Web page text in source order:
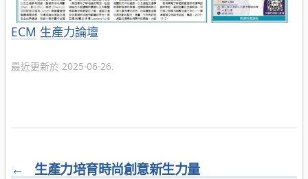
分
ECM 生產力論壇
最近更新於 2025-06-26.
←
生產力培育時尚創意新生力量